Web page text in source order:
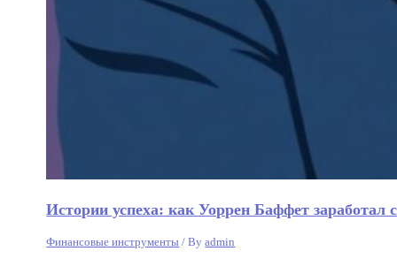
Истории успеха: как Уоррен Баффет
Финансовые инструменты / Byadmin